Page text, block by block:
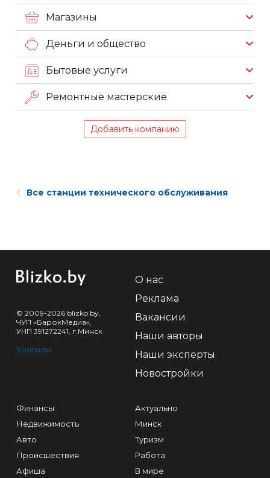
Магазины
Деньги и общество
Бытовые услуги
Ремонтные мастерские
Добавить компанию
Все станции технического обслуживания
© 2009-2026 blizko.by,
ЧУП «БарокМедиа»,
УНП 391272241, г.Минск
Контакты
О нас
Реклама
Вакансии
Наши авторы
Наши эксперты
Новостройки
Финансы
Недвижимость
Авто
Происшествия
Афиша
Актуально
Минск
Туризм
Работа
В мире